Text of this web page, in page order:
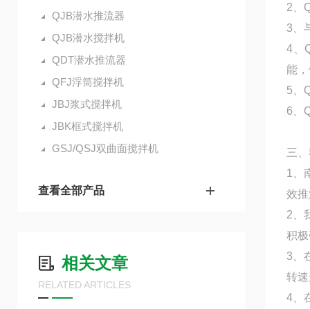
QJB潜水推流器
QJB潜水搅拌机
QDT潜水推流器
QFJ浮筒搅拌机
JBJ浆式搅拌机
JBK框式搅拌机
GSJ/QSJ双曲面搅拌机
查看全部产品
相关文章
RELATED ARTICLES
2、
3、
4、
能
5、
6、
三
1、
效
2、
积
3、
转
4、